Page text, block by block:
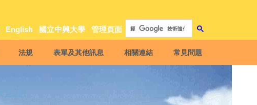
English 國立中興大學 管理頁面
法規 表單及其他訊息 相關連結 常見問題